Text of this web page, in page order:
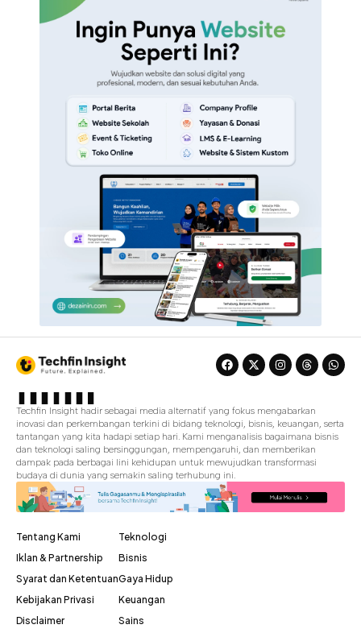
Techfin Insight hadir sebagai media alternatif yang fokus mengabarkan
inovasi dan perkembangan terkini di bidang teknologi, bisnis, keuangan, serta
tantangan yang kita hadapi setiap hari. Kami menganalisis bagaimana bisnis
dan teknologi saling bersinggungan, mempengaruhi, dan memberikan
dampak pada berbagai lini kehidupan untuk mewujudkan transformasi
budaya di dunia yang semakin saling terhubung ini.
Tentang Kami
Iklan & Partnership
Syarat dan Ketentuan
Kebijakan Privasi
Disclaimer
Teknologi
Bisnis
Gaya Hidup
Keuangan
Sains